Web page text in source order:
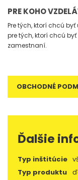
PRE KOHO
Pre tých, ktorí chcú
pre tých, ktorí chcú
zamestnaní.
OBCHODNÉ
Ďalšie
Typ inštitúcie
Typ produktu